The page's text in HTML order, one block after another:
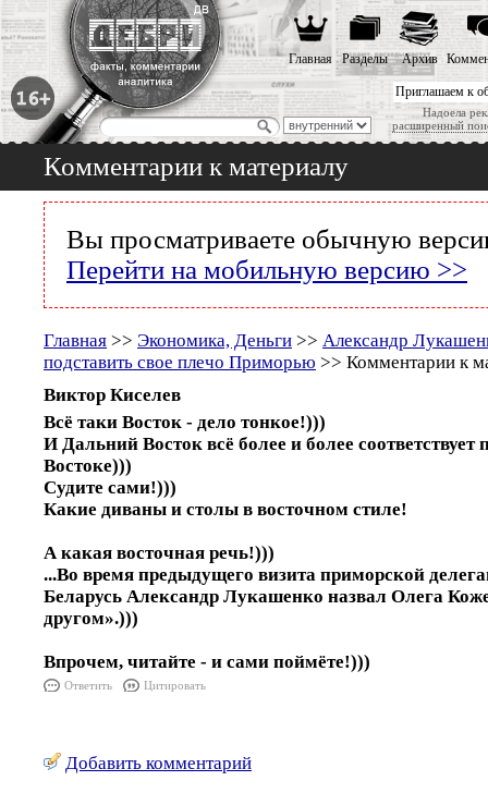
Приглашаем к
Надоела
расширенный
Главная Разделы Архив
Комментарии к материалу
Вы просматриваете обычную
Перейти на мобильную версию >>
Главная >> Экономика, Деньги >> Александр
подставить свое плечо Приморью >> Комментарии к
Виктор Киселев
Всё таки Восток - дело тонкое!)))
И Дальний Восток всё более и более соответствует
Востоке)))
Судите сами!)))
Какие диваны и столы в восточном стиле!
А какая восточная речь!)))
...Во время предыдущего визита приморской
Беларусь Александр Лукашенко назвал Олега
другом».)))
Впрочем, читайте - и сами поймёте!)))
Ответить Цитировать
Добавить комментарий